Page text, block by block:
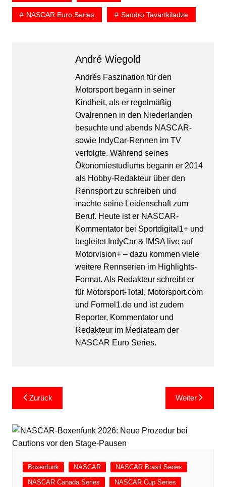
NASCAR Euro Series Sandro Tavartkiladze
André Wiegold
Andrés Faszination für den
Motorsport begann in seiner
Kindheit, als er regelmäßig
Ovalrennen in den Niederlanden
besuchte und abends NASCAR-
sowie IndyCar-Rennen im TV
verfolgte. Während seines
Ökonomiestudiums begann er 2014
als Hobby-Redakteur über den
Rennsport zu schreiben und
machte seine Leidenschaft zum
Beruf. Heute ist er NASCAR-
Kommentator bei Sportdigital1+ und
begleitet IndyCar & IMSA live auf
Motorvision+ – dazu kommen viele
weitere Rennserien im Highlights-
Format. Als Redakteur schreibt er
für Motorsport-Total, Motorsport.com
und Formel1.de und ist zudem
Reporter, Kommentator und
Redakteur im Mediateam der
NASCAR Euro Series.
Beitragsnavigation
Zurück Weiter
Boxenfunk NASCAR
NASCAR Brasil Series
NASCAR Canada Series
NASCAR Cup Series